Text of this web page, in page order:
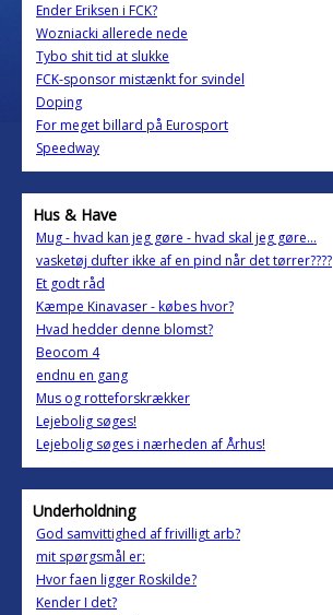
Ender Eriksen i FCK?
Wozniacki allerede nede
Tybo shit tid at slukke
FCK-sponsor mistænkt for svindel
Doping
For meget billard på Eurosport
Speedway
Hus & Have
Mug - hvad kan jeg gøre - hvad skal jeg gøre...
vasketøj dufter ikke af en pind når det tørrer????
Et godt råd
Kæmpe Kinavaser - købes hvor?
Hvad hedder denne blomst?
Beocom 4
endnu en gang
Mus og rotteforskrækker
Lejebolig søges!
Lejebolig søges i nærheden af Århus!
Underholdning
God samvittighed af frivilligt arb?
mit spørgsmål er:
Hvor faen ligger Roskilde?
Kender I det?